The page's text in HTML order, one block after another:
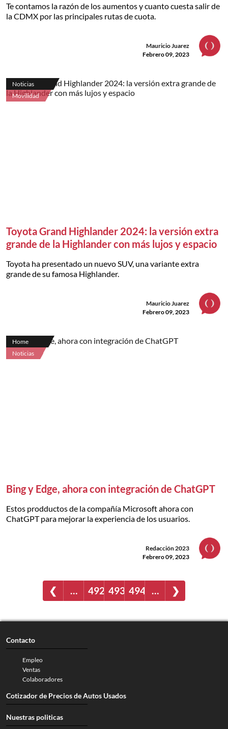
Te contamos la razón de los aumentos y cuanto cuesta salir de
la CDMX por las principales rutas de cuota.
Mauricio Juarez
Febrero 09, 2023
Noticias
Movilidad
Toyota Grand Highlander 2024: la versión extra
grande de la Highlander con más lujos y espacio
Toyota ha presentado un nuevo SUV, una variante extra
grande de su famosa Highlander.
Mauricio Juarez
Febrero 09, 2023
Home
Noticias
Bing y Edge, ahora con integración de ChatGPT
Estos prodductos de la compañía Microsoft ahora con
ChatGPT para mejorar la experiencia de los usuarios.
Redacción 2023
Febrero 09, 2023
❮ … 492 493 494 … ❯
Contacto
Empleo
Ventas
Colaboradores
Cotizador de Precios de Autos Usados
Nuestras politicas